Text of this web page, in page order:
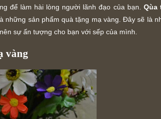
để làm hài lòng người lãnh đạo của bạn. Qùa
sản phẩm quà tặng mạ vàng. Đây sẽ là
sự ấn tượng cho bạn với sếp của mình.
vàng